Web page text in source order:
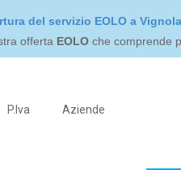
del servizio EOLO a Vignola
offerta EOLO che comprende
P.Iva Aziende